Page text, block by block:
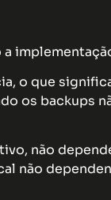
o que
os backups
não
não